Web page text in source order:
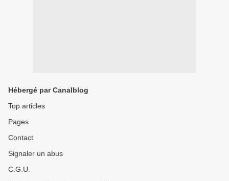
Hébergé par Canalblog
Top articles
Pages
Contact
Signaler un abus
C.G.U.